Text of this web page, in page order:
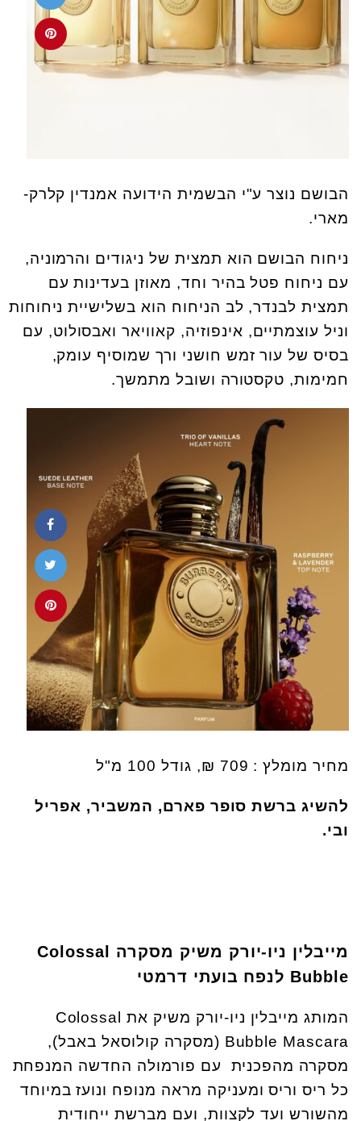
הבושם נוצר ע"י הבשמית הידועה אמנדין קלרק-
מארי.
ניחוח הבושם הוא תמצית של ניגודים והרמוניה,
עם ניחוח פטל בהיר וחד, מאוזן בעדינות עם
תמצית לבנדר, לב הניחוח הוא בשלישיית ניחוחות
וניל עוצמתיים, אינפוזיה, קאוויאר ואבסולוט, עם
בסיס של עור זמש חושני ורך שמוסיף עומק,
חמימות, טקסטורה ושובל מתמשך.
מחיר מומלץ : 709 ₪, גודל 100 מ"ל
להשיג ברשת סופר פארם, המשביר, אפריל
ובי.
מייבלין ניו-יורק משיק מסקרה
Colossal
Bubble לנפח בועתי דרמטי
המותג מייבלין ניו-יורק משיק את Colossal
Bubble Mascara (מסקרה קולוסאל באבל),
מסקרה מהפכנית עם פורמולה החדשה המנפחת
כל ריס וריס ומעניקה מראה מנופח ונועז במיוחד
מהשורש ועד לקצוות, ועם מברשת ייחודית